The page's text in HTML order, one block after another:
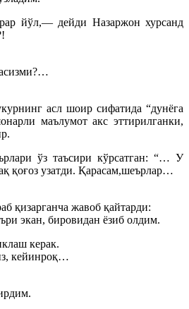
йўл,— дейди Назаржон хурсанд
асл шоир сифатида “дунёга
маълумот акс эттирилганки,
ўз таъсири кўрсатган: “… У
қоғоз узатди. Қарасам,шеърлар…
қизарганча жавоб қайтарди:
экан, бировидан ёзиб олдим.
керак.
кейинроқ…